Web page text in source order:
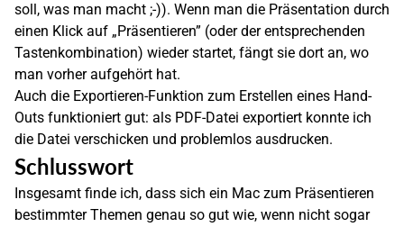
soll, was man macht ;-)). Wenn man die Präsentation durch
einen Klick auf „Präsentieren” (oder der entsprechenden
Tastenkombination) wieder startet, fängt sie dort an, wo
man vorher aufgehört hat.
Auch die Exportieren-Funktion zum Erstellen eines Hand-
Outs funktioniert gut: als PDF-Datei exportiert konnte ich
die Datei verschicken und problemlos ausdrucken.
Schlusswort
Insgesamt finde ich, dass sich ein Mac zum Präsentieren
bestimmter Themen genau so gut wie, wenn nicht sogar